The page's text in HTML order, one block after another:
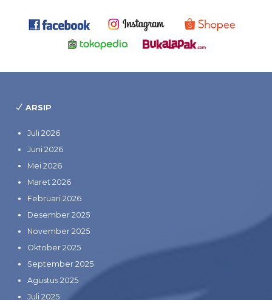
ARSIP
Juli 2026
Juni 2026
Mei 2026
Maret 2026
Februari 2026
Desember 2025
November 2025
Oktober 2025
September 2025
Agustus 2025
Juli 2025